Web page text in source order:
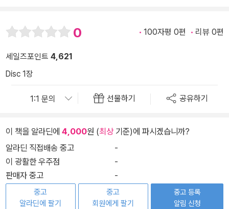
0 100자평 0편 리뷰 0편
세일즈포인트 4,621
Disc 1장
선물하기 공유하기
이 책을 알라딘에 4,000원 (최상기준)에 파시겠습니까?
알라딘 직접배송 중고
-
이 광활한 우주점
-
판매자 중고
-
중고
알라딘에 팔기
중고
회원에게 팔기
중고 등록
알림 신청